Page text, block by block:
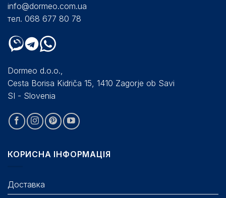
info@dormeo.com.ua
тел. 068 677 80 78
Dormeo d.o.o.,
Cesta Borisa Kidriča 15, 1410 Zagorje ob Savi
SI - Slovenia
КОРИСНА ІНФОРМАЦІЯ
Доставка